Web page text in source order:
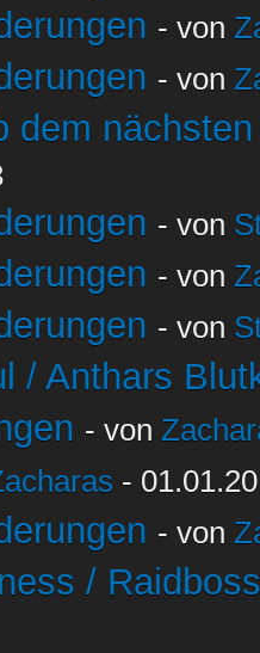
- von
- von
dem
- von
- von
- von
/ Anthars
- von
-
- von
/